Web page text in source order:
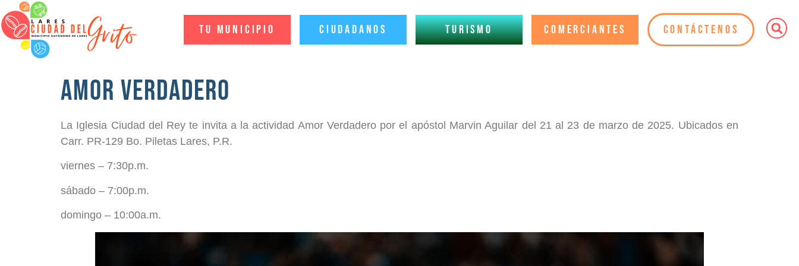
Tu Municipio Ciudadanos Turismo Comerciantes Contáctenos
Amor Verdadero
La Iglesia Ciudad del Rey te invita a la actividad Amor Verdadero por el apóstol Marvin Aguilar del 21 al 23 de marzo de 2025. Ubicados en
Carr. PR-129 Bo. Piletas Lares, P.R.
viernes – 7:30p.m.
sábado – 7:00p.m.
domingo – 10:00a.m.